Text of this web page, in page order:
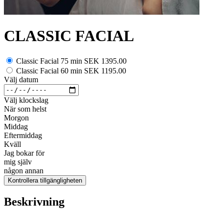
CLASSIC FACIAL
Classic Facial 75 min SEK 1395.00
Classic Facial 60 min SEK 1195.00
Välj datum
Välj klockslag
När som helst
Morgon
Middag
Eftermiddag
Kväll
Jag bokar för
mig själv
någon annan
Kontrollera tillgängligheten
Beskrivning